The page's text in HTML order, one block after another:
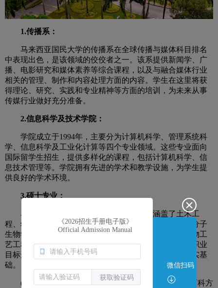
1.传播系：
马来西亚国民大学的传播系在全球传播与媒体科目排名
中表现出色，是该领域的佼佼者之一。该系提供新闻学、广
播、电影研究和媒体素养等综合课程，以及与融合媒体行业
相关的管理、制作和内容处理方面的内容。学生在这里将获
得理论、研究、实践和专业精神等方面的培训，为未来从事
传媒行业做好充分准备。
2.信息科学及技术学院：
学院成立于1994年，主要分为计算机科学、管理系统科
学、信息科学及工业化计算等四个专业领域。这些专业面向
国际留学生招生，提供多样化的课程，包括计算机科学、信
息技术管理等。学院拥有先进的学术和教学设施，为学生提
供良好的学术环境。
3.硕士专业：
马来西亚国民大学提供多种硕士专业，涵盖了土木工
程、幼儿教育、教育管理、计算机科学、教育社会学、分子
生物学、应用物理学、材料科学、环境科学、化学与生物工
艺工程、海洋科学等领域。学生可以根据自己的兴趣和职业
目标选择合适的专业，为进一步深造和职业发展打下坚实基
础。
(1)MBA专业：马来西亚国民大学的MBA专业提供商科方
《2026招生手册电子版》
微信扫码